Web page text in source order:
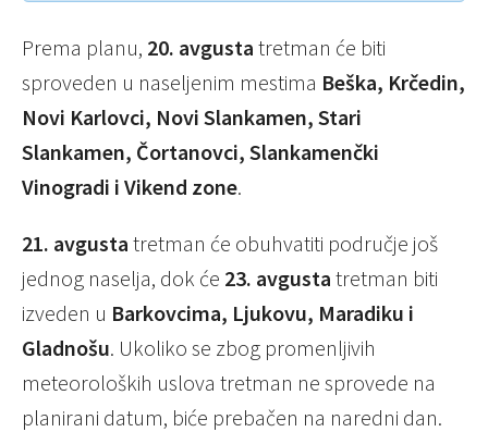
Prema planu, 20. avgusta tretman će biti
sproveden u naseljenim mestima Beška, Krčedin,
Novi Karlovci, Novi Slankamen, Stari
Slankamen, Čortanovci, Slankamenčki
Vinogradi i Vikend zone.
21. avgusta tretman će obuhvatiti područje još
jednog naselja, dok će 23. avgusta tretman biti
izveden u Barkovcima, Ljukovu, Maradiku i
Gladnošu. Ukoliko se zbog promenljivih
meteoroloških uslova tretman ne sprovede na
planirani datum, biće prebačen na naredni dan.